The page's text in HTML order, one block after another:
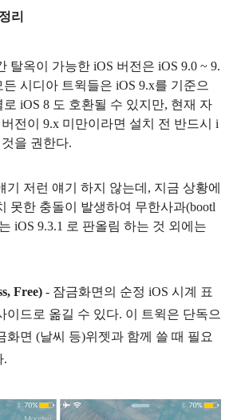
리
탈옥이 가능한 iOS 버전은 iOS 9.0 ~ 9.
시디아 트윅들은 iOS 9.x를 기준으
iOS 8 도 호환될 수 있지만, 현재 자
전이 9.x 미만이라면 설치 전 반드시 i
을 권한다.
기 저런 얘기 하지 않는데, 지금 상황에
못한 충돌이 발생하여 무한사과(bootl
iOS 9.3.1 로 판올림 하는 것 외에는
Free) - 잠금화면의 순정 iOS 시계 표
이드로 옮길 수 있다. 이 트윅은 단독으
화면 (날씨 등)위젯과 함께 쓸 때 필요
.